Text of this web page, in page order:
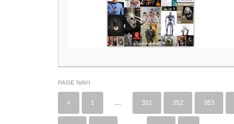
PAGE NAVI
« 1 351 352 353